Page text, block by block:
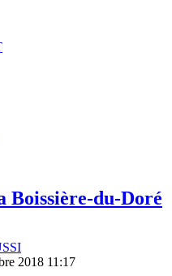
Boissière-du-Doré
2018 11:17